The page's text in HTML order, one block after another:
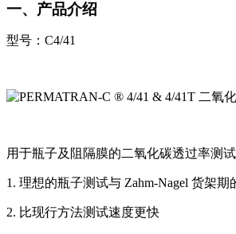
一、产品介绍
型号： C4/41
用于瓶子及阻隔膜的二氧化碳透过率测试
1. 理想的瓶子测试与 Zahm-Nagel 货架期
2. 比现行方法测试速度更快